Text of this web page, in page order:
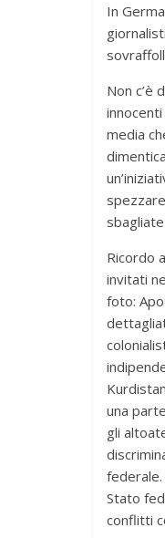
In
Non c’è
media
Ricordo
invitati
foto:
una
gli
Stato
conflitti